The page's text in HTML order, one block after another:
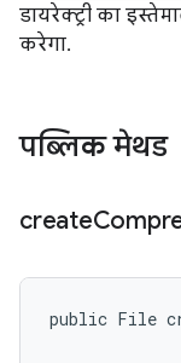
डायरेक्ट्री का
करेगा.
पब्लिक मेथड
create
public File